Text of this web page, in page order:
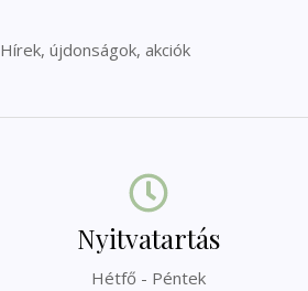
Hírek, újdonságok, akciók
Nyitvatartás
Hétfő - Péntek